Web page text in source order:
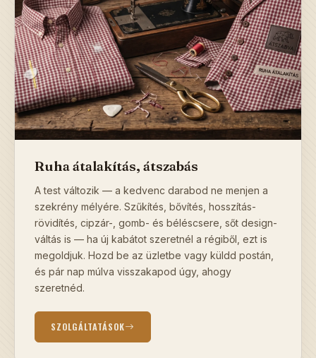
Ruha átalakítás, átszabás
A test változik — a kedvenc darabod ne menjen a
szekrény mélyére. Szűkítés, bővítés, hosszítás-
rövidítés, cipzár-, gomb- és béléscsere, sőt design-
váltás is — ha új kabátot szeretnél a régiből, ezt is
megoldjuk. Hozd be az üzletbe vagy küldd postán,
és pár nap múlva visszakapod úgy, ahogy
szeretnéd.
SZOLGÁLTATÁSOK